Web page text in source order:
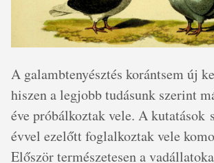
A galambtenyésztés korántsem új
hiszen a legjobb tudásunk szerint
éve próbálkoztak vele. A kutatások
évvel ezelőtt foglalkoztak vele
Először természetesen a